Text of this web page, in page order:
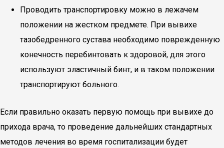
Проводить транспортировку можно в лежачем
положении на жестком предмете. При вывихе
тазобедренного сустава необходимо поврежденную
конечность перебинтовать к здоровой, для этого
используют эластичный бинт, и в таком положении
транспортируют больного.
Если правильно оказать первую помощь при вывихе до
прихода врача, то проведение дальнейших стандартных
методов лечения во время госпитализации будет